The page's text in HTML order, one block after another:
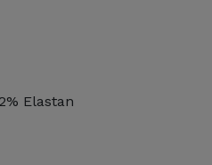
Elastan